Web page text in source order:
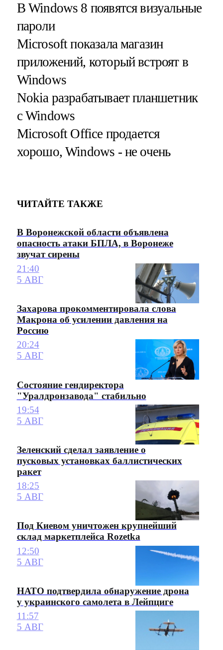
В Windows 8 появятся визуальные
пароли
Microsoft показала магазин
приложений, который встроят в
Windows
Nokia разрабатывает планшетник
с Windows
Microsoft Office продается
хорошо, Windows - не очень
ЧИТАЙТЕ ТАКЖЕ
В Воронежской области объявлена
опасность атаки БПЛА, в Воронеже
звучат сирены
21:40
5 АВГ
Захарова прокомментировала слова
Макрона об усилении давления на
Россию
20:24
5 АВГ
Состояние гендиректора
"Уралдронзавода" стабильно
19:54
5 АВГ
Зеленский сделал заявление о
пусковых установках баллистических
ракет
18:25
5 АВГ
Под Киевом уничтожен крупнейший
склад маркетплейса Rozetka
12:50
5 АВГ
НАТО подтвердила обнаружение дрона
у украинского самолета в Лейпциге
11:57
5 АВГ